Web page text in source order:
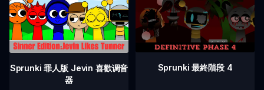
Sprunki 罪人版 Jevin 喜歡调音
器
Sprunki 最終階段 4